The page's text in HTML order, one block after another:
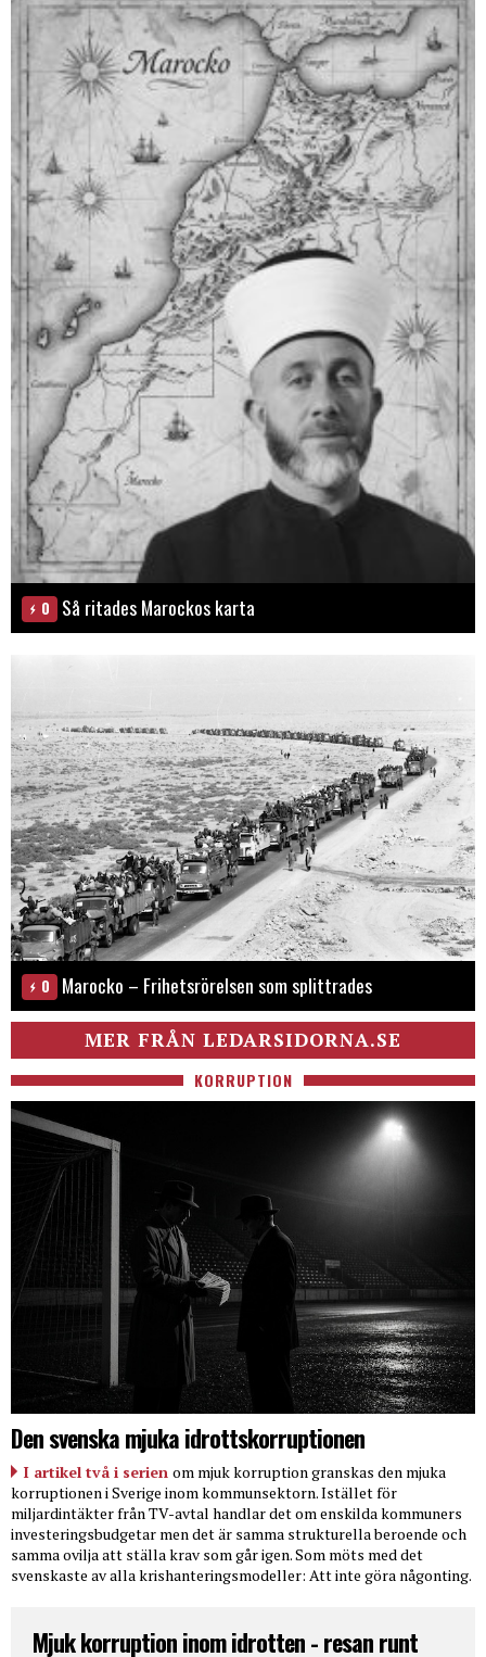
0 Så ritades Marockos karta
0 Marocko – Frihetsrörelsen som splittrades
MER FRÅN LEDARSIDORNA.SE
KORRUPTION
Den svenska mjuka idrottskorruptionen
I artikel två i serien om mjuk korruption granskas den mjuka
korruptionen i Sverige inom kommunsektorn. Istället för
miljardintäkter från TV-avtal handlar det om enskilda kommuners
investeringsbudgetar men det är samma strukturella beroende och
samma ovilja att ställa krav som går igen. Som möts med det
svenskaste av alla krishanteringsmodeller: Att inte göra någonting.
Mjuk korruption inom idrotten - resan runt